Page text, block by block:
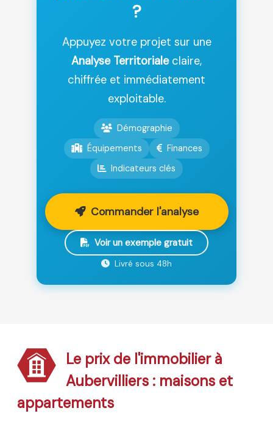
?
Appuyez votre projet sur une
Analyse Territorialeclaire,
chiffrée et immédiatement
exploitable.
Démographie
Équipements
Finances
Indicateurs clés
Commander l'analyse
Voir un exemple gratuit
Livré sous 48h
Le prix de l'immobilier à
Aubervilliers : maisons et
appartements